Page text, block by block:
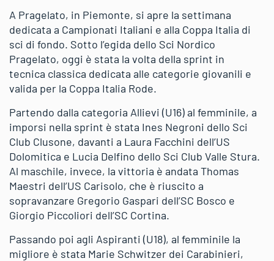
A Pragelato, in Piemonte, si apre la settimana
dedicata a Campionati Italiani e alla Coppa Italia di
sci di fondo. Sotto l’egida dello Sci Nordico
Pragelato, oggi è stata la volta della sprint in
tecnica classica dedicata alle categorie giovanili e
valida per la Coppa Italia Rode.
Partendo dalla categoria Allievi (U16) al femminile, a
imporsi nella sprint è stata Ines Negroni dello Sci
Club Clusone, davanti a Laura Facchini dell’US
Dolomitica e Lucia Delfino dello Sci Club Valle Stura.
Al maschile, invece, la vittoria è andata Thomas
Maestri dell’US Carisolo, che è riuscito a
sopravanzare Gregorio Gaspari dell’SC Bosco e
Giorgio Piccoliori dell’SC Cortina.
Passando poi agli Aspiranti (U18), al femminile la
migliore è stata Marie Schwitzer dei Carabinieri,